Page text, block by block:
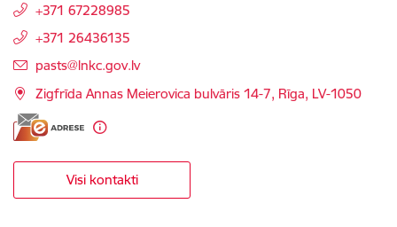
+371 67228985
+371 26436135
E-pasts:
pasts@lnkc.gov.lv
Zigfrīda Annas Meierovica bulvāris 14-7, Rīga, LV-1050
Visi kontakti